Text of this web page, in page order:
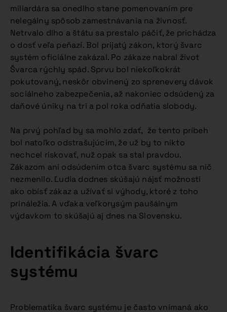
miliardára sa onedlho stane pomenovaním pre
nelegálny spôsob zamestnávania na živnosť.
Netrvalo dlho a štátu sa prestalo páčiť, že prichádza
o dosť veľa peňazí. Bol prijatý zákon, ktorý švarc
systém oficiálne zakázal. Po zákaze nabral život
Švarca rýchly spád. Sprvu bol niekoľkokrát
pokutovaný, neskôr obvinený zo sprenevery dávok
sociálneho zabezpečenia, až nakoniec odsúdený za
daňové úniky na tri a pol roka odňatia slobody.
Na prvý pohľad by sa mohlo zdať, že tento príbeh
bol natoľko odstrašujúcim, že už by to nikto
nechcel riskovať, nuž opak sa stal pravdou.
Zákazom ani odsúdením otca švarc systému sa nič
nezmenilo. Ľudia dodnes skúšajú nájsť možnosti
ako obísť zákaz a užívať si výhody, ktoré z toho
prináležia. A vďaka veľkorysým paušálnym
výdavkom to skúšajú aj dnes na Slovensku.
Identifikácia švarc
systému
Problematika švarc systému je často vnímaná ako